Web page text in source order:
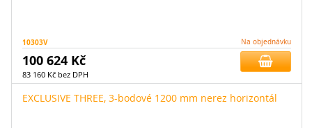
10303V Na objednávku
100 624 Kč
83 160 Kč bez DPH
EXCLUSIVE THREE, 3-bodové 1200 mm nerez horizontál